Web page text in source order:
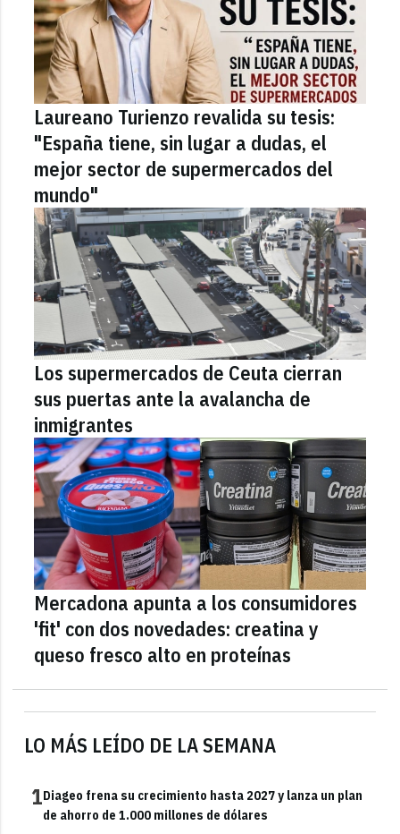
LO MÁS LEÍDO DE LA SEMANA
1Diageo frena su crecimiento hasta 2027 y lanza un plan
de ahorro de 1.000 millones de dólares
Laureano Turienzo revalida su tesis:
"España tiene, sin lugar a dudas, el
mejor sector de supermercados del
mundo"
Los supermercados de Ceuta cierran
sus puertas ante la avalancha de
inmigrantes
Mercadona apunta a los consumidores
'fit' con dos novedades: creatina y
queso fresco alto en proteínas